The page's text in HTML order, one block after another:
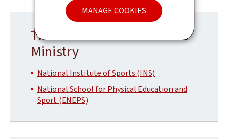
MANAGE COOKIES
The Administrations of the
Ministry
National Institute of Sports (INS)
National School for Physical Education and
Sport (ENEPS)